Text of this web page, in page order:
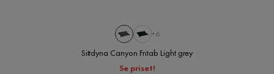
+6
Sittdyna Canyon Fritab Light grey
Se priset!